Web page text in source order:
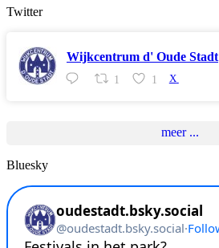
Twitter
Wijkcentrum d' Oude Stadt
1 1 X
meer ...
Bluesky